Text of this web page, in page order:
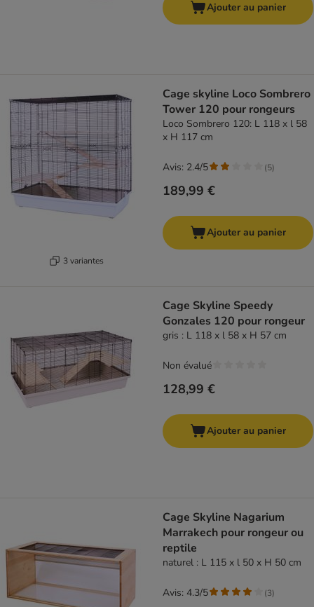
Ajouter au panier
3 variantes
Cage skyline Loco Sombrero
Tower 120 pour rongeurs
Loco Sombrero 120: L 118 x l 58
x H 117 cm
189,99 €
Avis: 2.4/5 (5)
Ajouter au panier
Cage Skyline Speedy
Gonzales 120 pour rongeur
gris : L 118 x l 58 x H 57 cm
128,99 €
Non évalué
Ajouter au panier
Cage Skyline Nagarium
Marrakech pour rongeur ou
reptile
naturel : L 115 x l 50 x H 50 cm
Avis: 4.3/5 (3)